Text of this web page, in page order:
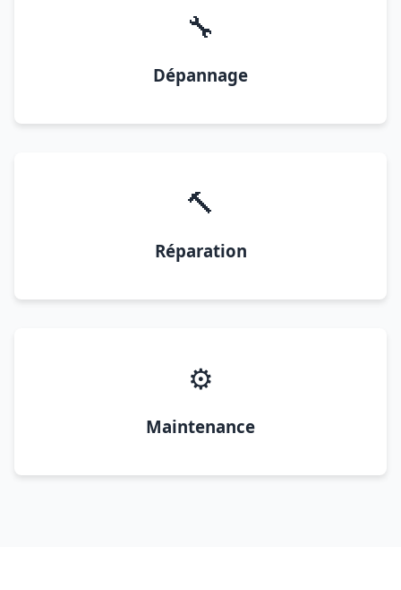
🔧
Dépannage
🔨
Réparation
⚙️
Maintenance